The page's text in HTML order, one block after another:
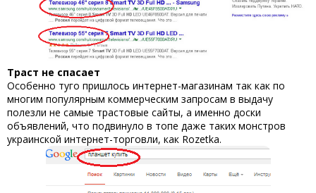
Траст не спасает
Особенно туго пришлось интернет-магазинам так как по
многим популярным коммерческим запросам в выдачу
полезли не самые трастовые сайты, а именно доски
объявлений, что подвинуло в топе даже таких монстров
украинской интернет-торговли, как Rozetka.